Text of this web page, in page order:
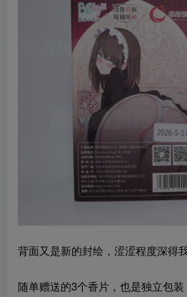
背面又是新的封绘，涩涩程度深得
随单赠送的3个香片，也是独立包